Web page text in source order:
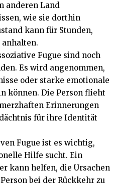
anderen Land
wie sie dorthin
kann für Stunden,
anhalten.
Fugue sind noch
Es wird angenommen,
oder starke emotionale
können. Die Person flieht
Erinnerungen
für ihre Identität
Fugue ist es wichtig,
Hilfe sucht. Ein
kann helfen, die Ursachen
bei der Rückkehr zu